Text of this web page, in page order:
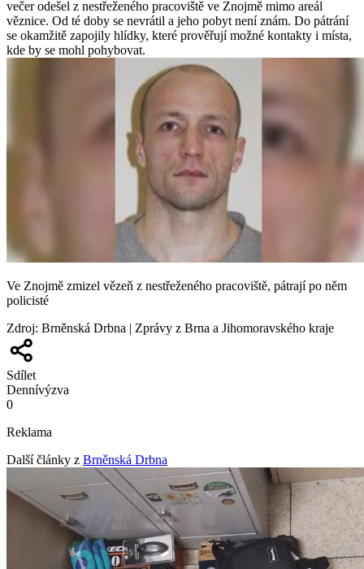
večer odešel z nestřeženého pracoviště ve Znojmě mimo areál
věznice. Od té doby se nevrátil a jeho pobyt není znám. Do pátrání
se okamžitě zapojily hlídky, které prověřují možné kontakty i místa,
kde by se mohl pohybovat.
Ve Znojmě zmizel vězeň z nestřeženého pracoviště, pátrají po něm
policisté
Zdroj: Brněnská Drbna | Zprávy z Brna a Jihomoravského kraje
Sdílet
Dennívýzva
0
Reklama
Další články z Brněnská Drbna